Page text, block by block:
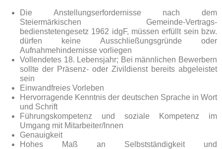
Die Anstellungserfordernisse nach dem
Steiermärkischen Gemeinde-Vertrags-
bedienstetengesetz 1962 idgF, müssen erfüllt sein bzw.
dürfen keine Ausschließungsgründe oder
Aufnahmehindernisse vorliegen
Vollendetes 18. Lebensjahr; Bei männlichen Bewerbern
sollte der Präsenz- oder Zivildienst bereits abgeleistet
sein
Einwandfreies Vorleben
Hervorragende Kenntnis der deutschen Sprache in Wort
und Schrift
Führungskompetenz und soziale Kompetenz im
Umgang mit Mitarbeiter/Innen
Genauigkeit
Hohes Maß an Selbstständigkeit und